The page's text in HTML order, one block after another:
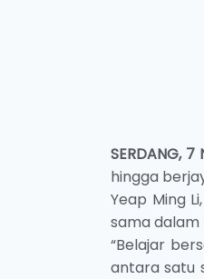
SERDANG, 7
hingga
Yeap Ming
sama dalam
“Belajar
antara satu